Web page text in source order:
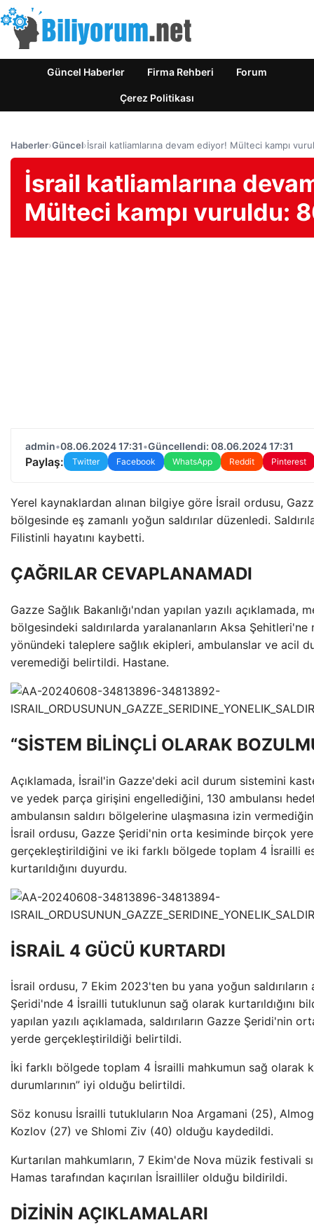
Güncel Haberler Firma Rehberi Forum
Çerez Politikası
Haberler›Güncel›İsrail katliamlarına devam ediyor! Mülteci kampı
İsrail katliamlarına
Mülteci kampı vuruldu:
admin•08.06.2024 17:31•Güncellendi: 08.06.2024 17:31
Paylaş: Twitter Facebook WhatsApp Reddit Pinterest
Yerel kaynaklardan alınan bilgiye göre İsrail ordusu,
bölgesinde eş zamanlı yoğun saldırılar düzenledi.
Filistinli hayatını kaybetti.
ÇAĞRILAR CEVAPLANAMADI
Gazze Sağlık Bakanlığı'ndan yapılan yazılı açıklamada,
bölgesindeki saldırılarda yaralananların Aksa Şehitleri'ne
yönündeki taleplere sağlık ekipleri, ambulanslar ve acil
veremediği belirtildi. Hastane.
“SİSTEM BİLİNÇLİ OLARAK
Açıklamada, İsrail'in Gazze'deki acil durum sistemini
ve yedek parça girişini engellediğini, 130 ambulansı
ambulansın saldırı bölgelerine ulaşmasına izin
İsrail ordusu, Gazze Şeridi'nin orta kesiminde birçok yere
gerçekleştirildiğini ve iki farklı bölgede toplam 4 İsrailli
kurtarıldığını duyurdu.
İSRAİL 4 GÜCÜ KURTARDI
İsrail ordusu, 7 Ekim 2023'ten bu yana yoğun saldırıların
Şeridi'nde 4 İsrailli tutuklunun sağ olarak kurtarıldığını
yapılan yazılı açıklamada, saldırıların Gazze Şeridi'nin
yerde gerçekleştirildiği belirtildi.
İki farklı bölgede toplam 4 İsrailli mahkumun sağ olarak
durumlarının” iyi olduğu belirtildi.
Söz konusu İsrailli tutukluların Noa Argamani (25),
Kozlov (27) ve Shlomi Ziv (40) olduğu kaydedildi.
Kurtarılan mahkumların, 7 Ekim'de Nova müzik festivali
Hamas tarafından kaçırılan İsrailliler olduğu bildirildi.
DİZİNİN AÇIKLAMALARI